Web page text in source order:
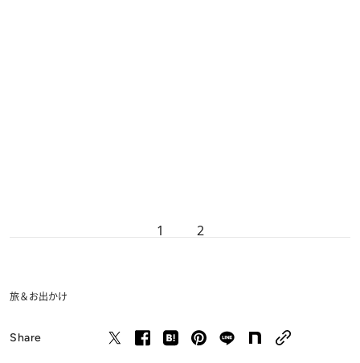
1 2
旅＆お出かけ
Share